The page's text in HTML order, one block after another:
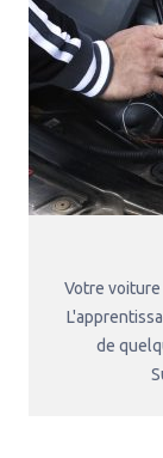
Votre voiture
de